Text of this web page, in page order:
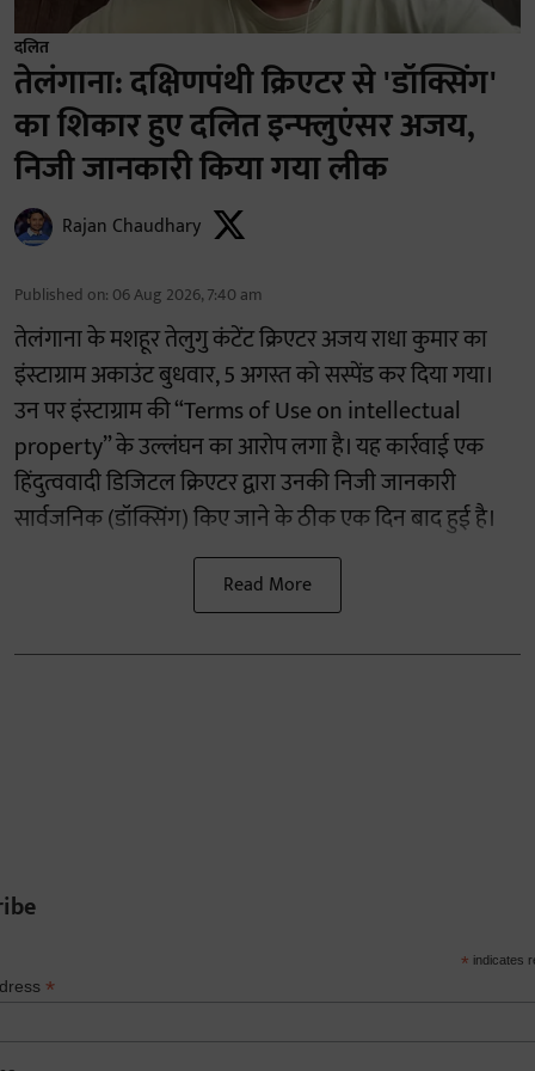
दलित
तेलंगाना: दक्षिणपंथी क्रिएटर से 'डॉक्सिंग'
का शिकार हुए दलित इन्फ्लुएंसर अजय,
निजी जानकारी किया गया लीक
Rajan Chaudhary
Published on: 06 Aug 2026, 7:40 am
तेलंगाना के मशहूर तेलुगु कंटेंट क्रिएटर अजय राधा कुमार का
इंस्टाग्राम अकाउंट बुधवार, 5 अगस्त को सस्पेंड कर दिया गया।
उन पर इंस्टाग्राम की “Terms of Use on intellectual
property” के उल्लंघन का आरोप लगा है। यह कार्रवाई एक
हिंदुत्ववादी डिजिटल क्रिएटर द्वारा उनकी निजी जानकारी
सार्वजनिक (डॉक्सिंग) किए जाने के ठीक एक दिन बाद हुई है।
Read More
* indicates
*